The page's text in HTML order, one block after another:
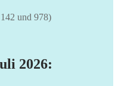
und 978)
2026: